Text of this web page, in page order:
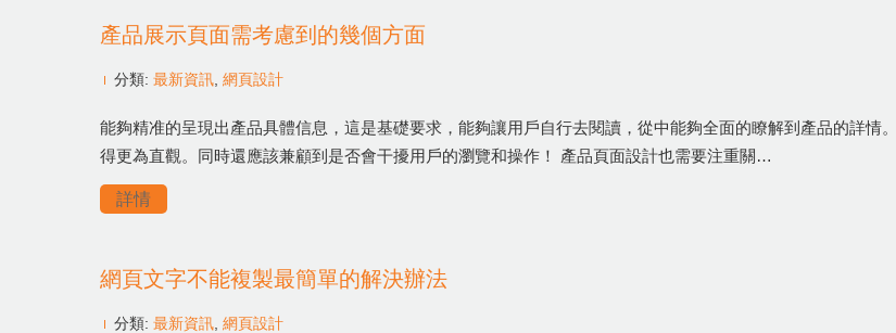
產品展示頁面需考慮到的幾個方面
分類: 最新資訊 網頁設計
能夠精准的呈現出產品具體信息，這是基礎要求，能夠讓用戶自行去閱讀，從中能夠全面的瞭解到產品的詳
得更為直觀。同時還應該兼顧到是否會干擾用戶的瀏覽和操作！ 產品頁面設計也需要注重關…
詳情
網頁文字不能複製最簡單的解決辦法
分類: 最新資訊 網頁設計